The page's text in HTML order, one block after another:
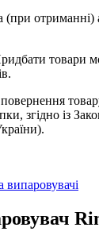
(при отриманні)
товари
згідно із
випаровувачі